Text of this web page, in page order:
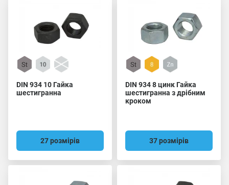
DIN 934 10 Гайка
шестигранна
27 розмірів
DIN 934 8 цинк Гайка
шестигранна з дрібним
кроком
37 розмірів